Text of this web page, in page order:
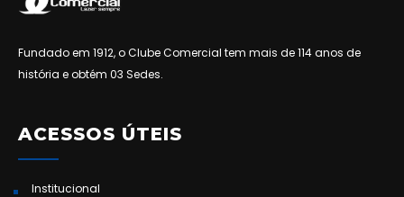
Fundado em 1912, o Clube Comercial tem mais de 114 anos de
história e obtém 03 Sedes.
ACESSOS ÚTEIS
Institucional